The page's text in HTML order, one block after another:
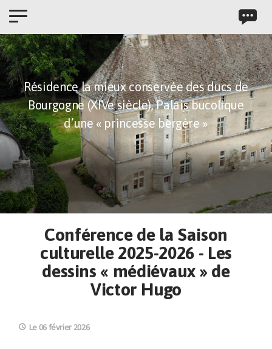
Résidence la mieux conservée des ducs de
Bourgogne (XIVe siècle),Palais bucolique
d’une « princesse bergère »
Conférence de la Saison
culturelle 2025-2026 - Les
dessins « médiévaux » de
Victor Hugo
Le 06 février 2026
Panneau de gestion des cookies